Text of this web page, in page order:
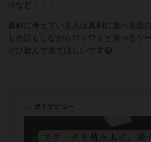
りなど・・・
真剣に考えている人は真剣に遊べる面
も会話もしながらワイワイと遊べるゲ
ぜひ遊んで見てほしいです😄